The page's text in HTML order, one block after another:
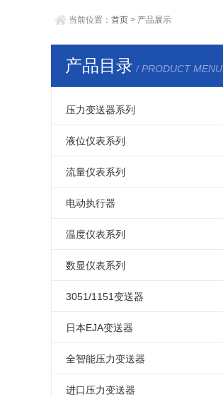
当前位置： 首页 > 产品展示
产品目录 / PRODUCT MENU
压力变送器系列
液位仪表系列
流量仪表系列
电动执行器
温度仪表系列
数显仪表系列
3051/1151变送器
日本EJA变送器
全智能压力变送器
进口压力变送器